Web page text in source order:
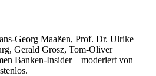
Georg Maaßen, Prof. Dr. Ulrike
Gerald Grosz, Tom-Oliver
Banken-Insider– moderiert von